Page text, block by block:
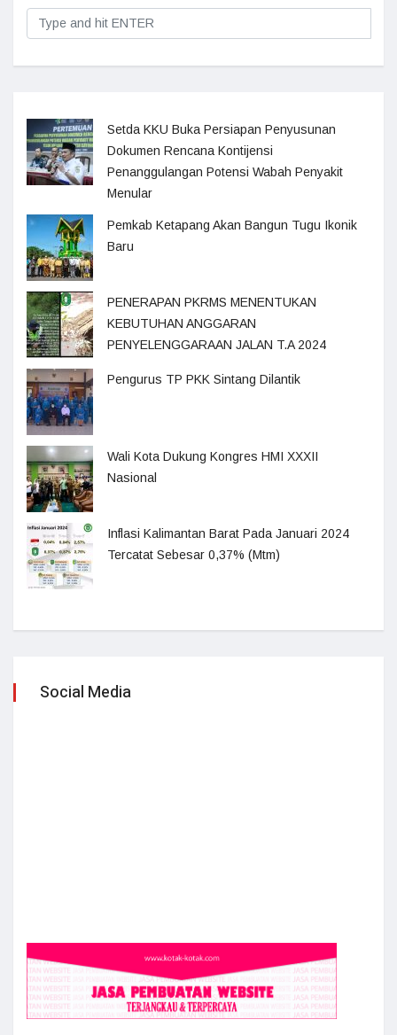
Setda KKU Buka Persiapan Penyusunan
Dokumen Rencana Kontijensi
Penanggulangan Potensi Wabah Penyakit
Menular
Pemkab Ketapang Akan Bangun Tugu Ikonik
Baru
PENERAPAN PKRMS MENENTUKAN
KEBUTUHAN ANGGARAN
PENYELENGGARAAN JALAN T.A 2024
Pengurus TP PKK Sintang Dilantik
Wali Kota Dukung Kongres HMI XXXII
Nasional
Inflasi Kalimantan Barat Pada Januari 2024
Tercatat Sebesar 0,37% (Mtm)
Social Media